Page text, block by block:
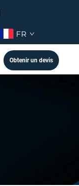
FR
Obtenir un devis